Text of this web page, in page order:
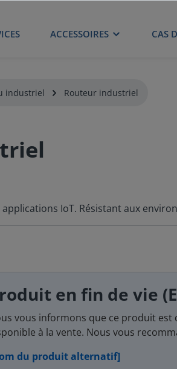
ACCESSOIRES CAS
industriel Routeur industriel
IoT. Résistant aux
en fin de vie
vous informons que ce produit
à la vente. Nous vous
du produit alternatif]